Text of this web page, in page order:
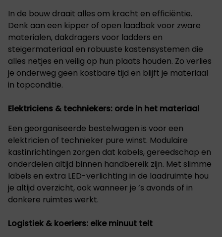
In de bouw draait alles om kracht en efficiëntie.
Denk aan een kipper of open laadbak voor zware
materialen, dakdragers voor ladders en
steigermateriaal en robuuste kastensystemen die
alles netjes en veilig op hun plaats houden. Zo verlies
je onderweg geen kostbare tijd en blijft je materiaal
in topconditie.
Elektriciens & techniekers: orde in het materiaal
Een georganiseerde bestelwagen is voor een
elektricien of technieker pure winst. Modulaire
kastinrichtingen zorgen dat kabels, gereedschap en
onderdelen altijd binnen handbereik zijn. Met slimme
labels en extra LED-verlichting in de laadruimte hou
je altijd overzicht, ook wanneer je ’s avonds of in
donkere ruimtes werkt.
Logistiek & koeriers: elke minuut telt